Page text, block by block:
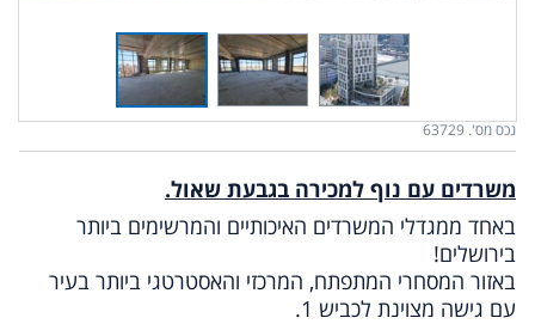
נכס מס'. 63729
משרדים עם נוף למכירה בגבעת שאול.
באחד ממגדלי המשרדים האיכותיים והמרשימים ביותר
בירושלים!
באזור המסחרי המתפתח, המרכזי והאסטרטגי ביותר בעיר
עם גישה מצוינת לכביש 1.